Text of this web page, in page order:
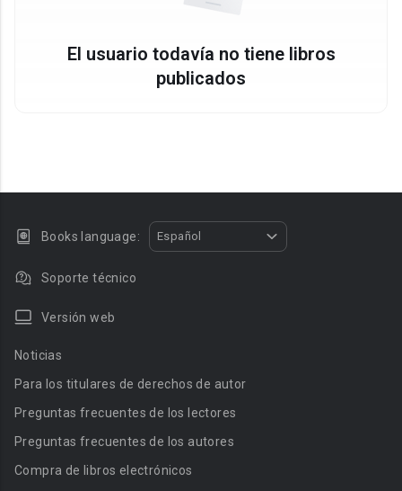
El usuario todavía no tiene libros
publicados
Books language: Español
Soporte técnico
Versión web
Noticias
Para los titulares de derechos de autor
Preguntas frecuentes de los lectores
Preguntas frecuentes de los autores
Compra de libros electrónicos